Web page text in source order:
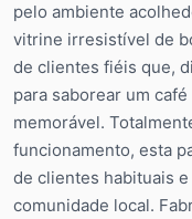
pelo ambiente
vitrine irresistível de
de clientes fiéis que,
para saborear um
memorável.
funcionamento, esta
de clientes habituais
comunidade local.